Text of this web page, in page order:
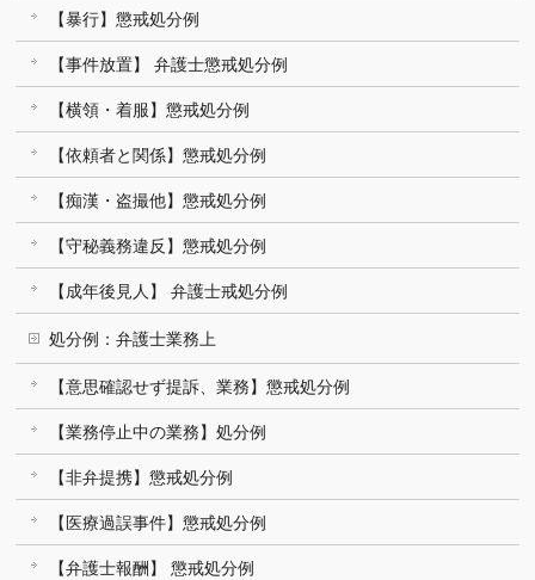
【暴行】懲戒処分例
【事件放置】 弁護士懲戒処分例
【横領・着服】懲戒処分例
【依頼者と関係】懲戒処分例
【痴漢・盗撮他】懲戒処分例
【守秘義務違反】懲戒処分例
【成年後見人】 弁護士戒処分例
処分例：弁護士業務上
【意思確認せず提訴、業務】懲戒処分例
【業務停止中の業務】処分例
【非弁提携】懲戒処分例
【医療過誤事件】懲戒処分例
【弁護士報酬】 懲戒処分例